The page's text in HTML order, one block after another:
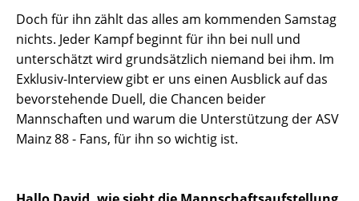
Doch für ihn zählt das alles am kommenden Samstag
nichts. Jeder Kampf beginnt für ihn bei null und
unterschätzt wird grundsätzlich niemand bei ihm. Im
Exklusiv-Interview gibt er uns einen Ausblick auf das
bevorstehende Duell, die Chancen beider
Mannschaften und warum die Unterstützung der ASV
Mainz 88 - Fans, für ihn so wichtig ist.